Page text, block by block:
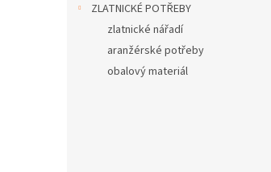
ZLATNICKÉ POTŘEBY
zlatnické nářadí
aranžérské potřeby
obalový materiál